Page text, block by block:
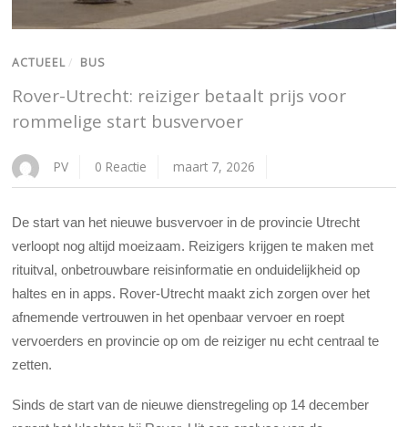
ACTUEEL / BUS
Rover-Utrecht: reiziger betaalt prijs voor
rommelige start busvervoer
PV 0 Reactie maart 7, 2026
De start van het nieuwe busvervoer in de provincie Utrecht
verloopt nog altijd moeizaam. Reizigers krijgen te maken met
rituitval, onbetrouwbare reisinformatie en onduidelijkheid op
haltes en in apps. Rover-Utrecht maakt zich zorgen over het
afnemende vertrouwen in het openbaar vervoer en roept
vervoerders en provincie op om de reiziger nu echt centraal te
zetten.
Sinds de start van de nieuwe dienstregeling op 14 december